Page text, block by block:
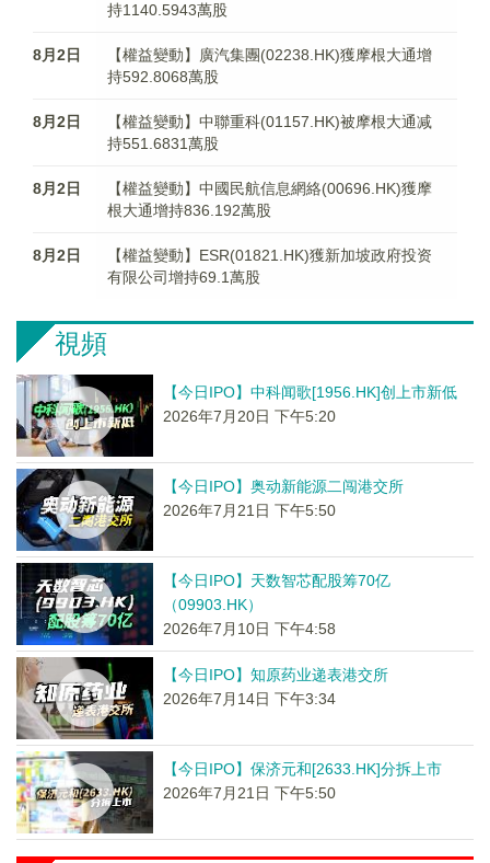
持1140.5943萬股
8月2日
【權益變動】廣汽集團(02238.HK)獲摩根大通增
持592.8068萬股
8月2日
【權益變動】中聯重科(01157.HK)被摩根大通减
持551.6831萬股
8月2日
【權益變動】中國民航信息網絡(00696.HK)獲摩
根大通增持836.192萬股
8月2日
【權益變動】ESR(01821.HK)獲新加坡政府投资
有限公司增持69.1萬股
視頻
【今日IPO】中科闻歌[1956.HK]创上市新低
2026年7月20日 下午5:20
【今日IPO】奥动新能源二闯港交所
2026年7月21日 下午5:50
【今日IPO】天数智芯配股筹70亿
（09903.HK）
2026年7月10日 下午4:58
【今日IPO】知原药业递表港交所
2026年7月14日 下午3:34
【今日IPO】保济元和[2633.HK]分拆上市
2026年7月21日 下午5:50